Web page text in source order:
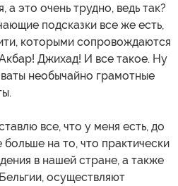
а это очень трудно, ведь так?
подсказки все же есть,
которыми сопровождаются
Джихад! И все такое. Ну
необычайно грамотные
все, что у меня есть, до
на то, что практически
в нашей стране, а также
осуществляют